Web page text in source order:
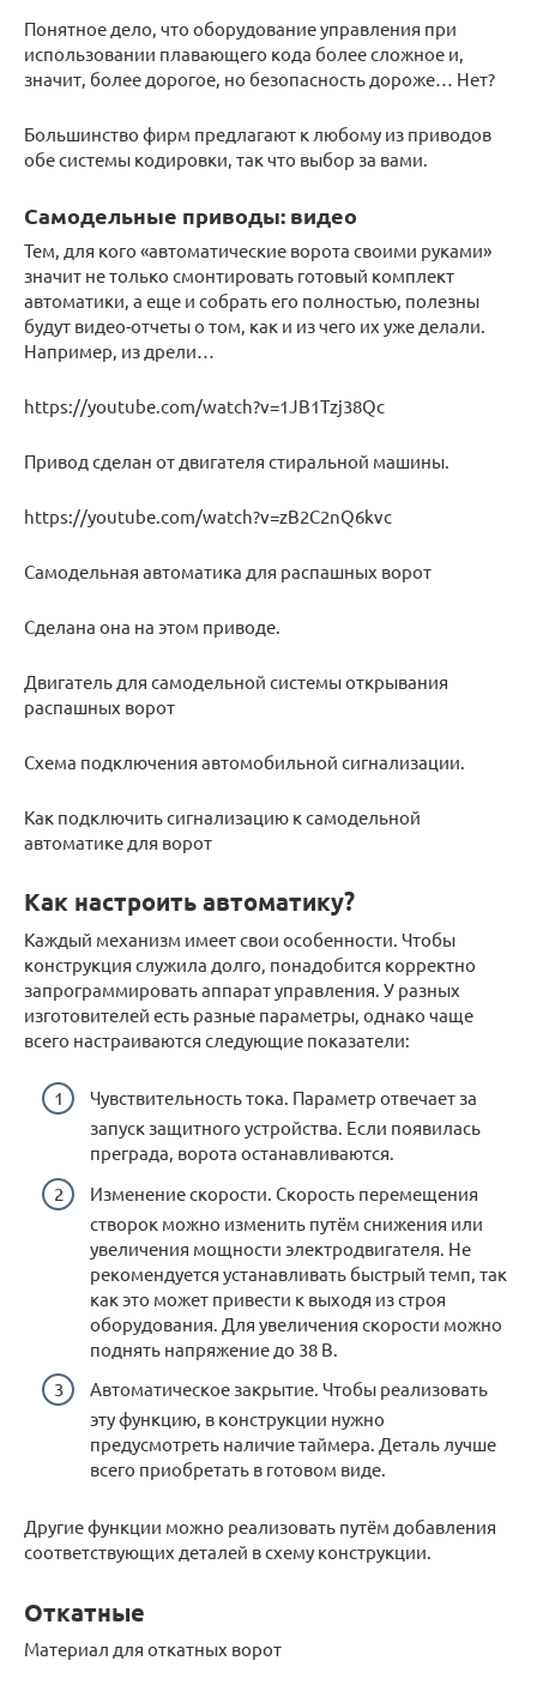
Понятное дело, что оборудование управления при
использовании плавающего кода более сложное и,
значит, более дорогое, но безопасность дороже… Нет?
Большинство фирм предлагают к любому из приводов
обе системы кодировки, так что выбор за вами.
Самодельные приводы: видео
Тем, для кого «автоматические ворота своими руками»
значит не только смонтировать готовый комплект
автоматики, а еще и собрать его полностью, полезны
будут видео-отчеты о том, как и из чего их уже делали.
Например, из дрели…
https://youtube.com/watch?v=1JB1Tzj38Qc
Привод сделан от двигателя стиральной машины.
https://youtube.com/watch?v=zB2C2nQ6kvc
Самодельная автоматика для распашных ворот
Сделана она на этом приводе.
Двигатель для самодельной системы открывания
распашных ворот
Схема подключения автомобильной сигнализации.
Как подключить сигнализацию к самодельной
автоматике для ворот
Как настроить автоматику?
Каждый механизм имеет свои особенности. Чтобы
конструкция служила долго, понадобится корректно
запрограммировать аппарат управления. У разных
изготовителей есть разные параметры, однако чаще
всего настраиваются следующие показатели:
Чувствительность тока. Параметр отвечает за
запуск защитного устройства. Если появилась
преграда, ворота останавливаются.
Изменение скорости. Скорость перемещения
створок можно изменить путём снижения или
увеличения мощности электродвигателя. Не
рекомендуется устанавливать быстрый темп, так
как это может привести к выходя из строя
оборудования. Для увеличения скорости можно
поднять напряжение до 38 В.
Автоматическое закрытие. Чтобы реализовать
эту функцию, в конструкции нужно
предусмотреть наличие таймера. Деталь лучше
всего приобретать в готовом виде.
Другие функции можно реализовать путём добавления
соответствующих деталей в схему конструкции.
Откатные
Материал для откатных ворот